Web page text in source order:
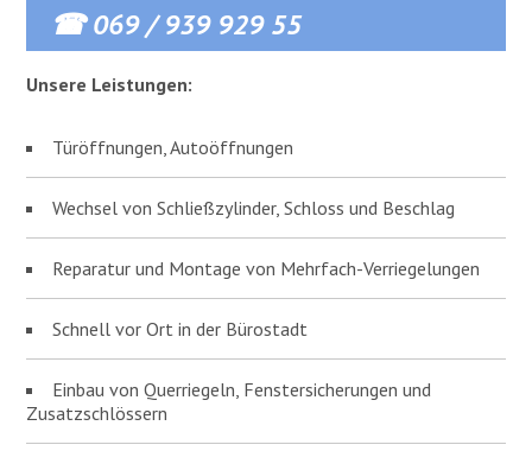
☎ 069 / 939 929 55
Unsere Leistungen:
Türöffnungen, Autoöffnungen
Wechsel von Schließzylinder, Schloss und Beschlag
Reparatur und Montage von Mehrfach-Verriegelungen
Schnell vor Ort in der Bürostadt
Einbau von Querriegeln, Fenstersicherungen und
Zusatzschlössern